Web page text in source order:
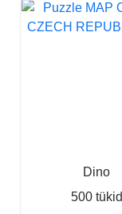
Dino
500 tükid